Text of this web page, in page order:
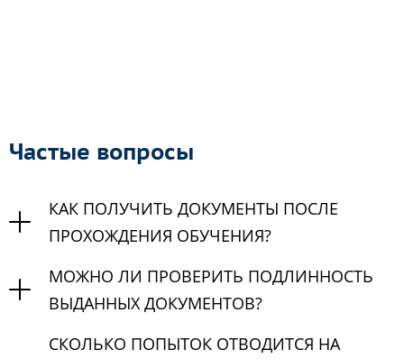
Частые вопросы
КАК ПОЛУЧИТЬ ДОКУМЕНТЫ ПОСЛЕ
ПРОХОЖДЕНИЯ ОБУЧЕНИЯ?
МОЖНО ЛИ ПРОВЕРИТЬ ПОДЛИННОСТЬ
ВЫДАННЫХ ДОКУМЕНТОВ?
СКОЛЬКО ПОПЫТОК ОТВОДИТСЯ НА